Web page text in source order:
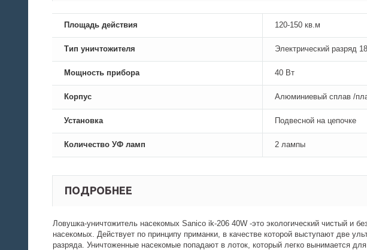
Площадь действия 120-150 кв.м
Тип уничтожителя Электрический разряд
Мощность прибора 40 Вт
Корпус Алюминиевый сплав /
Установка Подвесной на цепочке
Количество УФ ламп 2 лампы
ПОДРОБНЕЕ
Ловушка-уничтожитель насекомых Sanico ik-206 40W -это экологический чистый и
насекомых. Действует по принципу приманки, в качестве которой выступают две
разряда. Уничтоженные насекомые попадают в лоток, который легко вынимается для